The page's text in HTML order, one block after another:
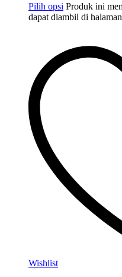
Pilih opsi Produk ini
dapat diambil di
Wishlist